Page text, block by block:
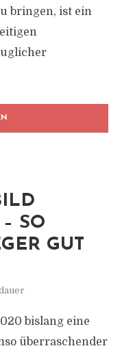
bringen, ist ein
SO
GUT
bislang eine
überraschender